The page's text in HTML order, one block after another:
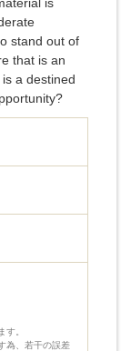
stand out of
that is an
a destined
す。
為、若干の誤差